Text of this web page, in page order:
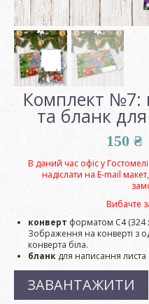
Комплект №7:
та бланк
150₴
В даний час офіс у
надіслати на E-mail
Вибачте
конверт форматом С4 (324
Зображення на конверті з
конверта біла.
бланкдля написання
ЗАВАНТАЖИТИ